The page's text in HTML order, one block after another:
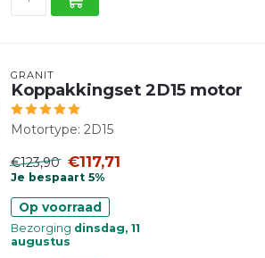
GRANIT
Koppakkingset 2D15 motor
Motortype: 2D15
€123,90 €117,71
Je bespaart 5%
Op voorraad
Bezorging dinsdag, 11
augustus